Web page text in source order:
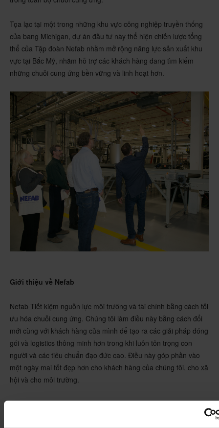
Tọa lạc tại một trong những khu vực công nghiệp truyền thống
của bang Michigan, dự án đầu tư này thể hiện chiến lược tổng
thể của Tập đoàn Nefab nhằm mở rộng năng lực sản xuất khu
vực tại Bắc Mỹ, nhằm hỗ trợ các khách hàng đang tìm kiếm
những chuỗi cung ứng bền vững và linh hoạt hơn.
Giới thiệu về Nefab
Nefab Tiết kiệm nguồn lực môi trường và tài chính bằng cách tối
ưu hóa chuỗi cung ứng. Chúng tôi làm điều này bằng cách đổi
mới cùng với khách hàng của mình để tạo ra các giải pháp đóng
gói và logistics thông minh hơn trong khi luôn tôn trọng con
người và các tiêu chuẩn đạo đức cao. Điều này góp phần vào
một ngày mai tốt đẹp hơn cho khách hàng của chúng tôi, cho xã
hội và cho môi trường.
Với hơn 75 năm kinh nghiệm kết hợp với năng lực và sự hiện
diện tại hơn 39 quốc gia, chúng tôi cung cấp các giải pháp toàn